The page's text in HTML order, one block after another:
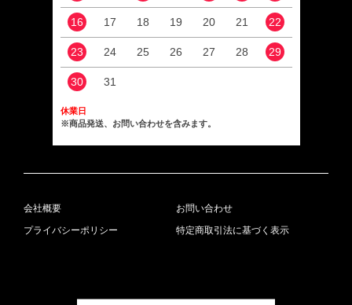
16 17 18 19 20 21 22
23 24 25 26 27 28 29
30 31
休業日
※商品発送、お問い合わせを含みます。
会社概要
お問い合わせ
プライバシーポリシー
特定商取引法に基づく表示